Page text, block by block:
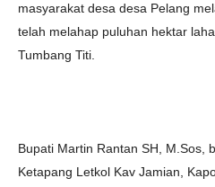
masyarakat desa desa Pelang
telah melahap puluhan hektar
Tumbang Titi.
Bupati Martin Rantan SH, M.Sos,
Ketapang Letkol Kav Jamian,